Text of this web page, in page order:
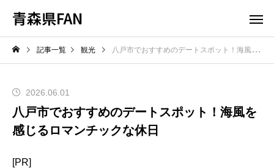
青森県FAN
記事一覧 観光 八戸市でおすすめのデートスポット！海風を感じるロマンチックな休日
2026.06.01
八戸市でおすすめのデートスポット！海風を
感じるロマンチックな休日
[PR]